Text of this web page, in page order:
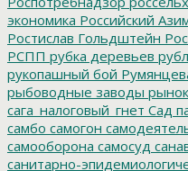
экономика Российский
Ростислав Гольдштейн
РСПП рубка деревьев
рукопашный бой
рыбоводные заводы
сага_налоговый_гнет Сад
самбо самогон
самооборона самосуд
санитарно-